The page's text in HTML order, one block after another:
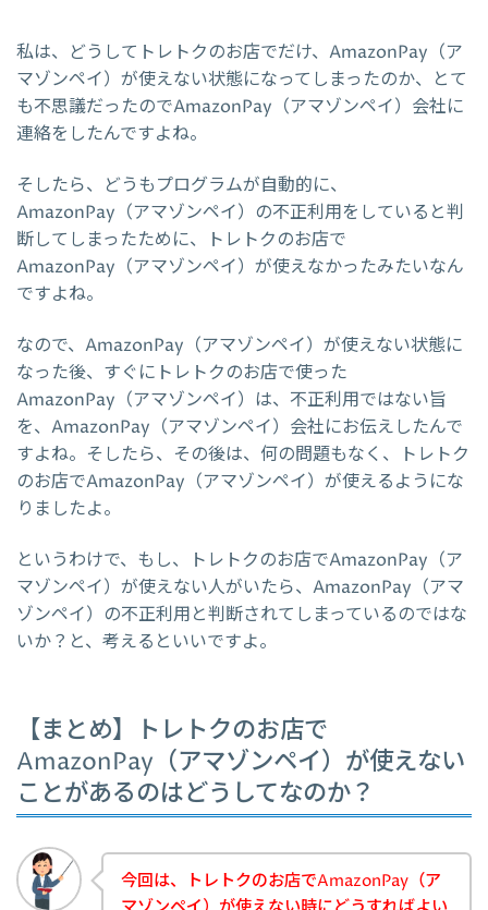
私は、どうしてトレトクのお店でだけ、AmazonPay（ア
マゾンペイ）が使えない状態になってしまったのか、とて
も不思議だったのでAmazonPay（アマゾンペイ）会社に
連絡をしたんですよね。
そしたら、どうもプログラムが自動的に、
AmazonPay（アマゾンペイ）の不正利用をしていると判
断してしまったために、トレトクのお店で
AmazonPay（アマゾンペイ）が使えなかったみたいなん
ですよね。
なので、AmazonPay（アマゾンペイ）が使えない状態に
なった後、すぐにトレトクのお店で使った
AmazonPay（アマゾンペイ）は、不正利用ではない旨
を、AmazonPay（アマゾンペイ）会社にお伝えしたんで
すよね。そしたら、その後は、何の問題もなく、トレトク
のお店でAmazonPay（アマゾンペイ）が使えるようにな
りましたよ。
というわけで、もし、トレトクのお店でAmazonPay（ア
マゾンペイ）が使えない人がいたら、AmazonPay（アマ
ゾンペイ）の不正利用と判断されてしまっているのではな
いか？と、考えるといいですよ。
【まとめ】トレトクのお店で
AmazonPay（アマゾンペイ）が使えない
ことがあるのはどうしてなのか？
今回は、トレトクのお店でAmazonPay（ア